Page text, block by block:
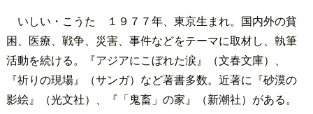
いしい・こうた １９７７年、東京生まれ。国内外の貧
困、医療、戦争、災害、事件などをテーマに取材し、執筆
活動を続ける。『アジアにこぼれた涙』（文春文庫）、
『祈りの現場』（サンガ）など著書多数。近著に『砂漠の
影絵』（光文社）、『「鬼畜」の家』（新潮社）がある。